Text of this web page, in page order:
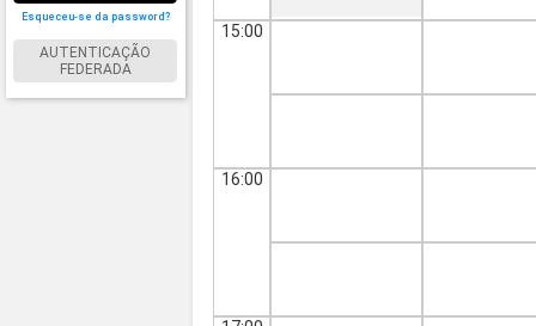
Esqueceu-se da password?
AUTENTICAÇÃO
FEDERADA
15:00
16:00